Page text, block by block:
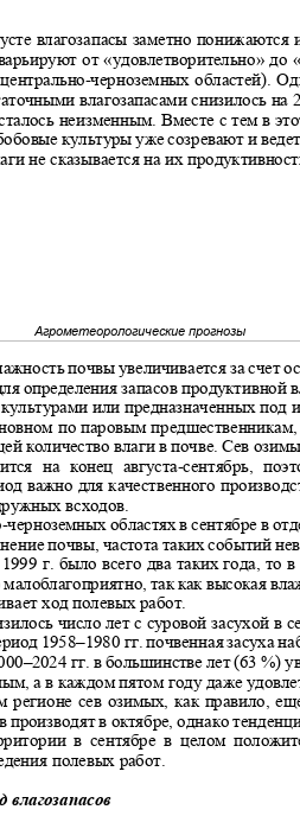
влагозапасы заметно
от «удовлетворительно»
-черноземных областей).
влагозапасами снизилось на
неизменным. Вместе с тем в
культуры уже созревают и
не сказывается на их
Агрометеорологические прогнозы
почвы увеличивается за счет
определения запасов продуктивной
или предназначенных
по паровым
количество влаги в почве. Сев
на конец августа-сентябрь,
важно для качественного
всходов.
-черноземных областях в сентябре в
почвы, частота таких событий
г. было всего два таких года, то в
так как высокая
ход полевых работ.
число лет с суровой засухой
1958–1980 гг. почвенная засуха
–2024 гг. в большинстве лет (63 %)
а в каждом пятом году даже
регионе сев озимых, как правило,
производят в октябре, однако
в сентябре в целом
полевых работ.
влагозапасов